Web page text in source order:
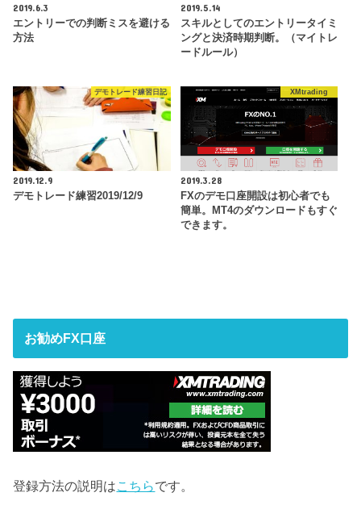
2019.6.3
エントリーでの判断ミスを避ける
方法
2019.5.14
スキルとしてのエントリータイミ
ングと決済時期判断。（マイトレ
ードルール）
デモトレード練習日記
2019.12.9
デモトレード練習2019/12/9
XMtrading
2019.3.28
FXのデモ口座開設は初心者でも
簡単。MT4のダウンロードもすぐ
できます。
お勧めFX口座
登録方法の説明はこちらです。